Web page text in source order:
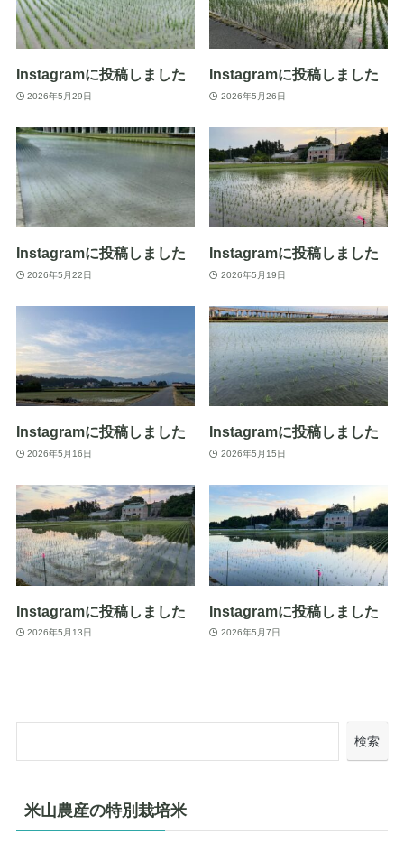
Instagramに投稿しました
2026年5月29日
Instagramに投稿しました
2026年5月26日
Instagramに投稿しました
2026年5月22日
Instagramに投稿しました
2026年5月19日
Instagramに投稿しました
2026年5月16日
Instagramに投稿しました
2026年5月15日
Instagramに投稿しました
2026年5月13日
Instagramに投稿しました
2026年5月7日
検索
米山農産の特別栽培米